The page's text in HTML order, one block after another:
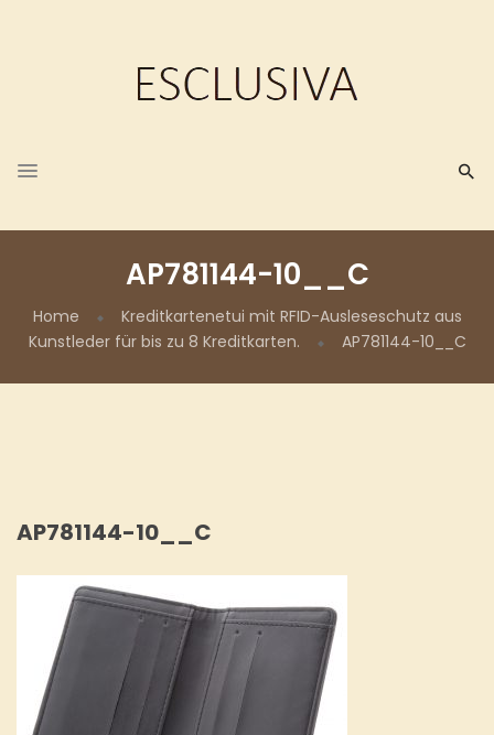
AP781144-10__C
Home
Kreditkartenetui mit RFID-Ausleseschutz aus
Kunstleder für bis zu 8 Kreditkarten.
AP781144-10__C
AP781144-10__C